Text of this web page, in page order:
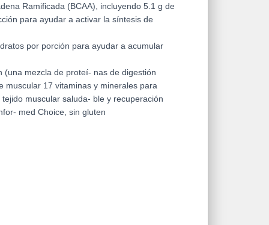
Ramificada (BCAA), incluyendo 5.1 g de
para ayudar a activar la síntesis de
por porción para ayudar a acumular
mezcla de proteí- nas de digestión
muscular 17 vitaminas y minerales para
muscular saluda- ble y recuperación
med Choice, sin gluten